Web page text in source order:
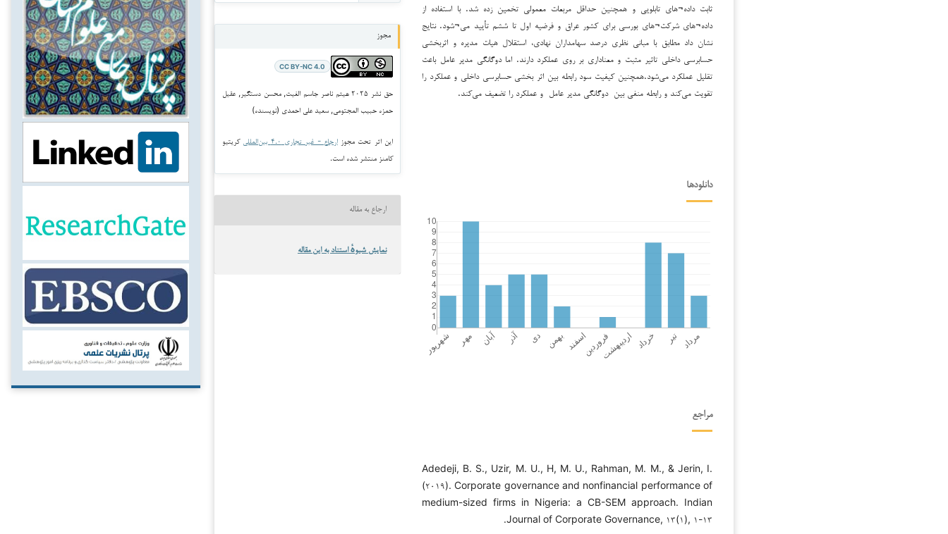
ثابت داده¬های تابلویی و همچنین حداقل مربعات معمولی تخمین زده شد. با استفاده از
داده¬های شرکت¬های بورسی برای کشور عراق و فرضیه اول تا ششم تأیید می¬شود. نتایج
نشان داد مطابق با مبانی نظری درصد سهامداران نهادی، استقلال هیات مدیره و اثربخشی
حسابرسی داخلی تاثیر مثبت و معناداری بر روی عملکرد دارند. اما دوگانگی مدیر عامل باعث
تقلیل عملکرد می‌شود.همچنین کیفیت سود رابطه بین اثر بخشی حسابرسی داخلی و عملکرد را
تقویت می‌کند و رابطه منفی بین دوگانگی مدیر عامل و عملکرد را تضعیف می‌کند.
دانلودها
مراجع
Adedeji, B. S., Uzir, M. U., H, M. U., Rahman, M. M., & Jerin, I.
(۲۰۱۹). Corporate governance and nonfinancial performance of
medium-sized firms in Nigeria: a CB-SEM approach. Indian
Journal of Corporate Governance, ۱۳(۱), ۱-۱۳.
مجوز
CC BY-NC 4.0
حق نشر ۲۰۲۵ هیثم ناصر جاسم الغیث, محسن دستگیر, عقيل
حمزه حبیب المجتومى, سعید علی احمدی (نویسنده)
این اثر تحت مجوزارجاع - غیر تجاری ۴.۰ بین‌المللی
کریتیو
کامنز منتشر شده است.
ارجاع به مقاله
نمایش شیوهٔ استناد به این مقاله